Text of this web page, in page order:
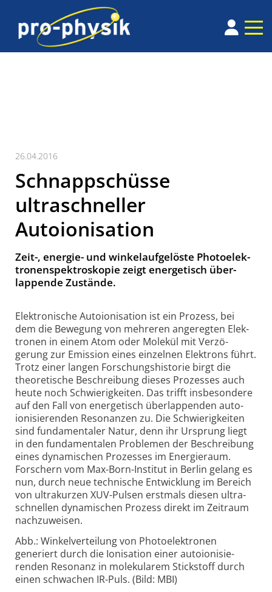
26.04.2016
Schnappschüsse
ultraschneller
Autoionisation
Zeit-, energie- und winkelaufgelöste Photo­elek­
tronen­spektro­skopie zeigt ener­getisch über­
lappende Zu­stände.
Elektronische Autoionisation ist ein Prozess, bei
dem die Bewe­gung von meh­reren ange­regten Elek­
tronen in einem Atom oder Molekül mit Verzö­
gerung zur Emission eines einzelnen Elek­trons führt.
Trotz einer langen Forschungs­historie birgt die
theore­tische Beschreibung dieses Prozesses auch
heute noch Schwierig­keiten. Das trifft insbe­sondere
auf den Fall von ener­getisch über­lappenden auto­
ioni­sie­renden Reso­nanzen zu. Die Schwierig­keiten
sind funda­mentaler Natur, denn ihr Ursprung liegt
in den funda­mentalen Problemen der Beschreibung
eines dyna­mischen Prozesses im Energie­raum.
Forschern vom Max-Born-Institut in Berlin gelang es
nun, durch neue tech­nische Ent­wicklung im Bereich
von ultra­kurzen XUV-Pulsen erst­mals diesen ultra­
schnellen dyna­mischen Prozess direkt im Zeit­raum
nach­zu­weisen.
Abb.: Winkelverteilung von Photo­elek­tronen
generiert durch die Ioni­sa­tion einer auto­ioni­sie­
renden Reso­nanz in mole­ku­larem Stick­stoff durch
einen schwachen IR-Puls. (Bild: MBI)